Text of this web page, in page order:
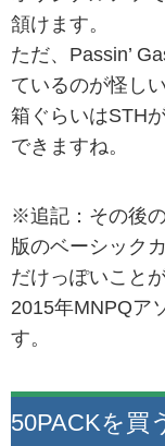
頷けます。
ただ、Passin’
ているのが怪し
箱ぐらいはSTH
できますね。
※追記：その後
版のベーシック
だけっぽいこと
2015年MNPQア
す。
50PACKを買